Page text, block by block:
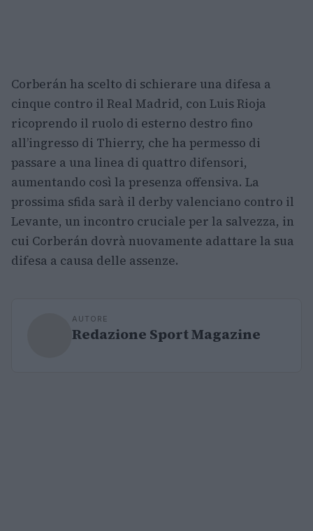
Corberán ha scelto di schierare una difesa a
cinque contro il Real Madrid, con Luis Rioja
ricoprendo il ruolo di esterno destro fino
all’ingresso di Thierry, che ha permesso di
passare a una linea di quattro difensori,
aumentando così la presenza offensiva. La
prossima sfida sarà il derby valenciano contro il
Levante, un incontro cruciale per la salvezza, in
cui Corberán dovrà nuovamente adattare la sua
difesa a causa delle assenze.
AUTORE
Redazione Sport Magazine